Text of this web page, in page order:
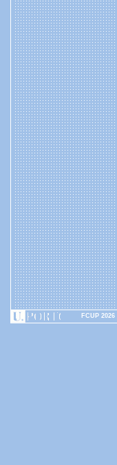
FCUP 2026